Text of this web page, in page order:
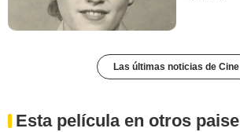
Las últimas noticias de Cine
Esta película en otros